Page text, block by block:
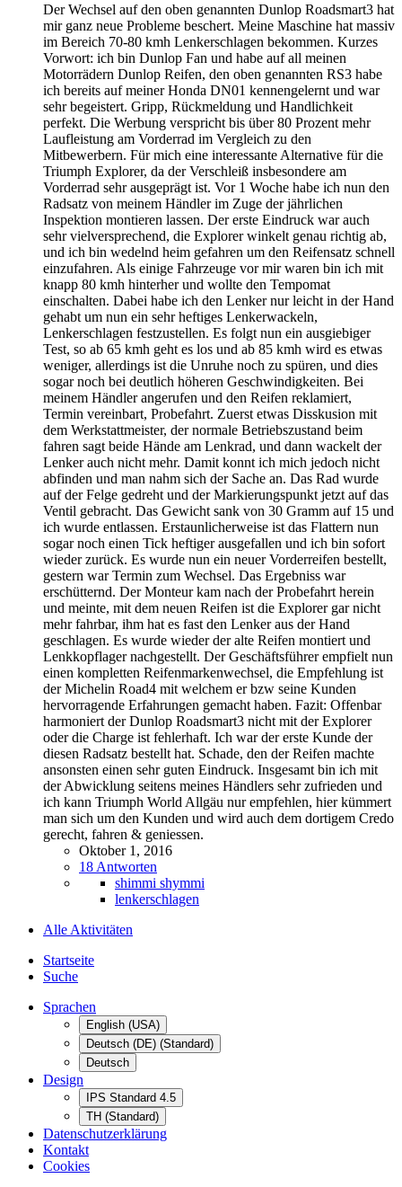
Der Wechsel auf den oben genannten Dunlop Roadsmart3 hat
mir ganz neue Probleme beschert. Meine Maschine hat massiv
im Bereich 70-80 kmh Lenkerschlagen bekommen. Kurzes
Vorwort: ich bin Dunlop Fan und habe auf all meinen
Motorrädern Dunlop Reifen, den oben genannten RS3 habe
ich bereits auf meiner Honda DN01 kennengelernt und war
sehr begeistert. Gripp, Rückmeldung und Handlichkeit
perfekt. Die Werbung verspricht bis über 80 Prozent mehr
Laufleistung am Vorderrad im Vergleich zu den
Mitbewerbern. Für mich eine interessante Alternative für die
Triumph Explorer, da der Verschleiß insbesondere am
Vorderrad sehr ausgeprägt ist. Vor 1 Woche habe ich nun den
Radsatz von meinem Händler im Zuge der jährlichen
Inspektion montieren lassen. Der erste Eindruck war auch
sehr vielversprechend, die Explorer winkelt genau richtig ab,
und ich bin wedelnd heim gefahren um den Reifensatz schnell
einzufahren. Als einige Fahrzeuge vor mir waren bin ich mit
knapp 80 kmh hinterher und wollte den Tempomat
einschalten. Dabei habe ich den Lenker nur leicht in der Hand
gehabt um nun ein sehr heftiges Lenkerwackeln,
Lenkerschlagen festzustellen. Es folgt nun ein ausgiebiger
Test, so ab 65 kmh geht es los und ab 85 kmh wird es etwas
weniger, allerdings ist die Unruhe noch zu spüren, und dies
sogar noch bei deutlich höheren Geschwindigkeiten. Bei
meinem Händler angerufen und den Reifen reklamiert,
Termin vereinbart, Probefahrt. Zuerst etwas Disskusion mit
dem Werkstattmeister, der normale Betriebszustand beim
fahren sagt beide Hände am Lenkrad, und dann wackelt der
Lenker auch nicht mehr. Damit konnt ich mich jedoch nicht
abfinden und man nahm sich der Sache an. Das Rad wurde
auf der Felge gedreht und der Markierungspunkt jetzt auf das
Ventil gebracht. Das Gewicht sank von 30 Gramm auf 15 und
ich wurde entlassen. Erstaunlicherweise ist das Flattern nun
sogar noch einen Tick heftiger ausgefallen und ich bin sofort
wieder zurück. Es wurde nun ein neuer Vorderreifen bestellt,
gestern war Termin zum Wechsel. Das Ergebniss war
erschütternd. Der Monteur kam nach der Probefahrt herein
und meinte, mit dem neuen Reifen ist die Explorer gar nicht
mehr fahrbar, ihm hat es fast den Lenker aus der Hand
geschlagen. Es wurde wieder der alte Reifen montiert und
Lenkkopflager nachgestellt. Der Geschäftsführer empfielt nun
einen kompletten Reifenmarkenwechsel, die Empfehlung ist
der Michelin Road4 mit welchem er bzw seine Kunden
hervorragende Erfahrungen gemacht haben. Fazit: Offenbar
harmoniert der Dunlop Roadsmart3 nicht mit der Explorer
oder die Charge ist fehlerhaft. Ich war der erste Kunde der
diesen Radsatz bestellt hat. Schade, den der Reifen machte
ansonsten einen sehr guten Eindruck. Insgesamt bin ich mit
der Abwicklung seitens meines Händlers sehr zufrieden und
ich kann Triumph World Allgäu nur empfehlen, hier kümmert
man sich um den Kunden und wird auch dem dortigem Credo
gerecht, fahren & geniessen.
Oktober 1, 2016
18 Antworten
shimmi shymmi
lenkerschlagen
Alle Aktivitäten
Startseite
Suche
Sprachen
English (USA)
Deutsch (DE) (Standard)
Deutsch
Design
IPS Standard 4.5
TH (Standard)
Datenschutzerklärung
Kontakt
Cookies